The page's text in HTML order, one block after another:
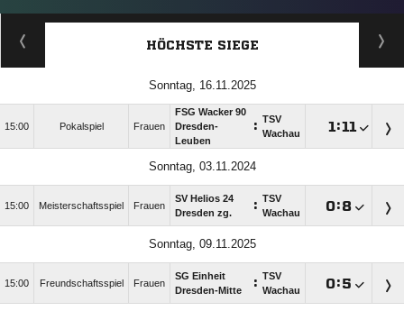
HÖCHSTE SIEGE
Sonntag, 16.11.2025
15:00 Pokalspiel Frauen
FSG Wacker 90
Dresden-
Leuben
: TSV
Wachau
:
Sonntag, 03.11.2024
15:00 Meisterschaftsspiel Frauen
SV Helios 24
Dresden zg.
: TSV
Wachau
:
Sonntag, 09.11.2025
15:00 Freundschaftsspiel Frauen
SG Einheit
Dresden-Mitte
: TSV
Wachau
: